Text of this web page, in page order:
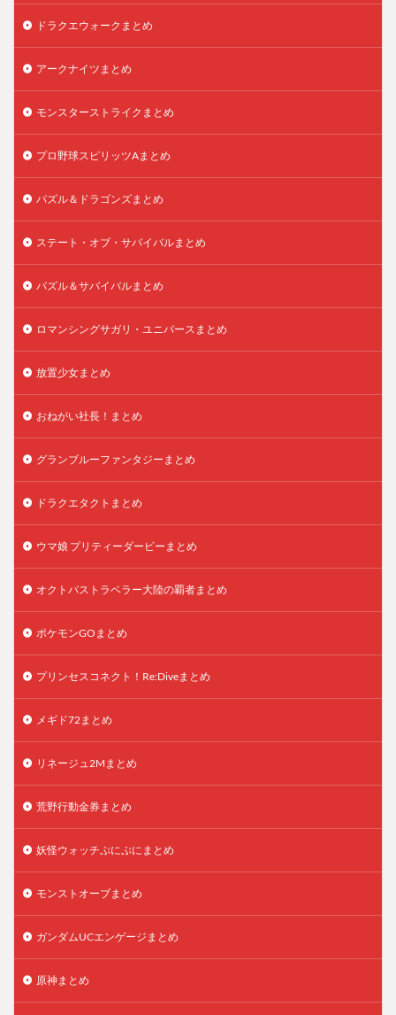
ドラクエウォークまとめ
アークナイツまとめ
モンスターストライクまとめ
プロ野球スピリッツAまとめ
パズル＆ドラゴンズまとめ
ステート・オブ・サバイバルまとめ
パズル＆サバイバルまとめ
ロマンシングサガリ・ユニバースまとめ
放置少女まとめ
おねがい社長！まとめ
グランブルーファンタジーまとめ
ドラクエタクトまとめ
ウマ娘 プリティーダービーまとめ
オクトパストラベラー大陸の覇者まとめ
ポケモンGOまとめ
プリンセスコネクト！Re:Diveまとめ
メギド72まとめ
リネージュ2Mまとめ
荒野行動金券まとめ
妖怪ウォッチぷにぷにまとめ
モンストオーブまとめ
ガンダムUCエンゲージまとめ
原神まとめ